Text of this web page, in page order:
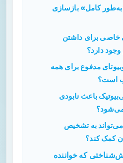
کامل» بازسازی
خاصی برای داشتن
دارد؟
مدفوع برای همه
است؟
باعث نابودی
می‌شود؟
می‌تواند به تشخیص
کمک کند؟
که خواننده